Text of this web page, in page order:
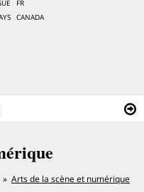
FR
CANADA
Arts de la scène et numérique